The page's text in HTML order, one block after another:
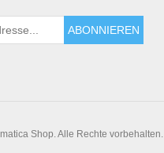
ABONNIEREN
Shop. Alle Rechte vorbehalten.